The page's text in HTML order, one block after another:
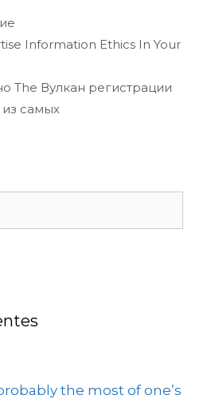
Information Ethics In Your
The Вулкан регистрации
самых
the most of one’s